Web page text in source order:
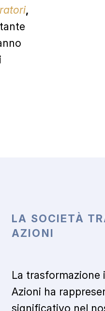
,
LA SOCIETÀ
AZIONI
La trasformazione
Azioni ha
significativo nel